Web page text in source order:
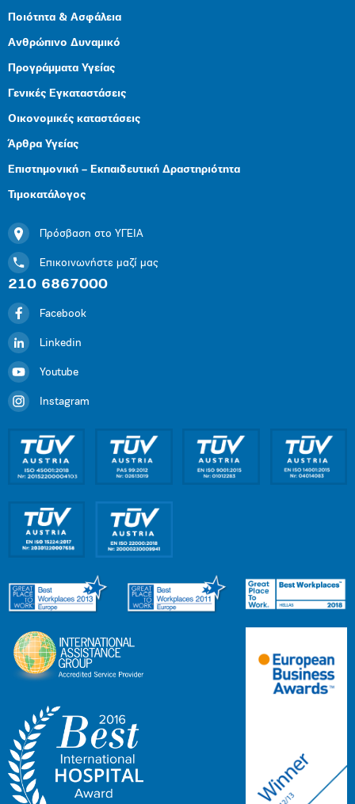
Ποιότητα & Ασφάλεια
Ανθρώπινο Δυναμικό
Προγράμματα Υγείας
Γενικές Εγκαταστάσεις
Οικονομικές καταστάσεις
Άρθρα Υγείας
Επιστημονική – Εκπαιδευτική Δραστηριότητα
Τιμοκατάλογος
Πρόσβαση στο ΥΓΕΙΑ
Επικοινωνήστε μαζί μας
210 6867000
Facebook
Linkedin
Youtube
Instagram